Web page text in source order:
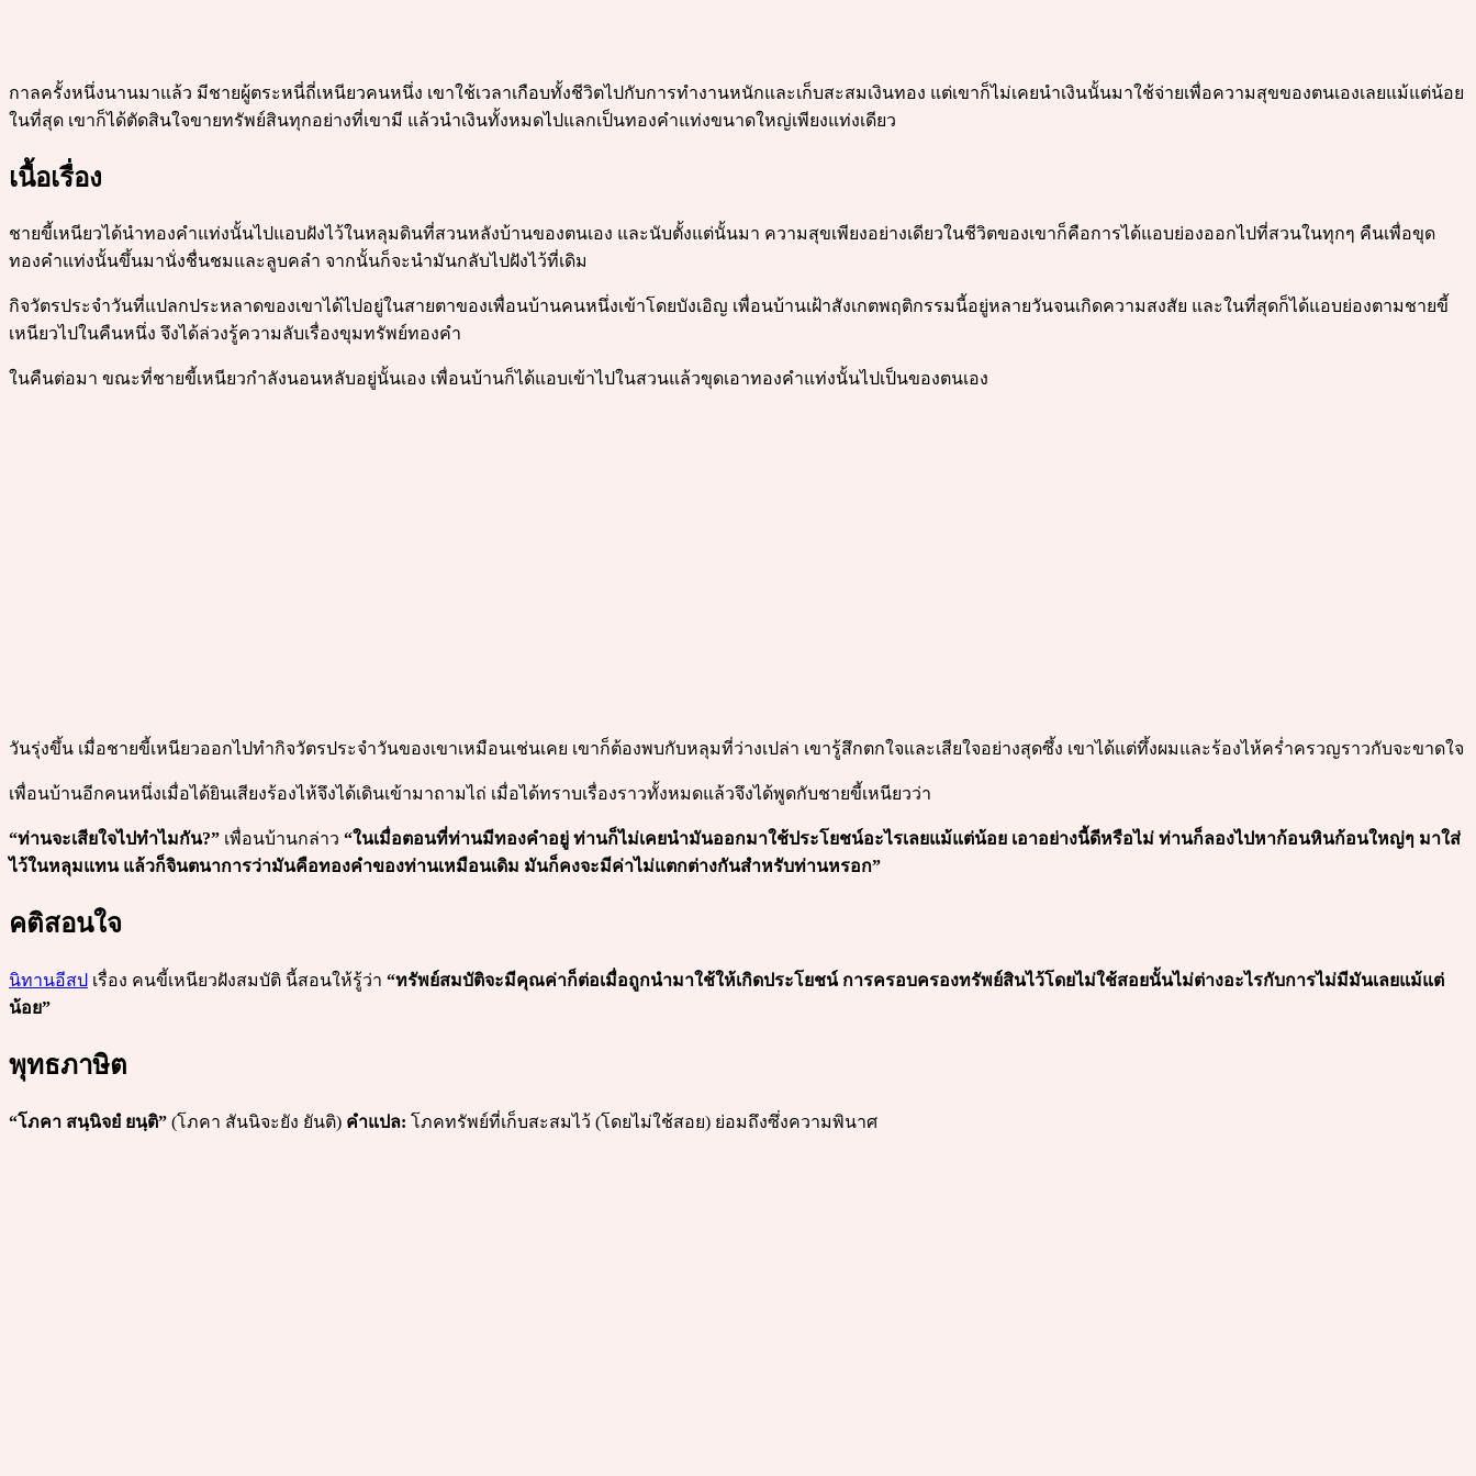
กาลครั้งหนึ่งนานมาแล้ว มีชายผู้ตระหนี่ถี่เหนียวคนหนึ่ง เขาใช้เวลาเกือบทั้งชีวิตไปกับการทำงานหนักและเก็บสะสมเงินทอง แต่เขาก็ไม่เคยนำเงินนั้นมาใช้จ่ายเพื่อความสุขของตนเองเลยแม้แต่น้อย
ในที่สุด เขาก็ได้ตัดสินใจขายทรัพย์สินทุกอย่างที่เขามี แล้วนำเงินทั้งหมดไปแลกเป็นทองคำแท่งขนาดใหญ่เพียงแท่งเดียว
เนื้อเรื่อง
ชายขี้เหนียวได้นำทองคำแท่งนั้นไปแอบฝังไว้ในหลุมดินที่สวนหลังบ้านของตนเอง และนับตั้งแต่นั้นมา ความสุขเพียงอย่างเดียวในชีวิตของเขาก็คือการได้แอบย่องออกไปที่สวนในทุกๆ คืนเพื่อขุด
ทองคำแท่งนั้นขึ้นมานั่งชื่นชมและลูบคลำ จากนั้นก็จะนำมันกลับไปฝังไว้ที่เดิม
กิจวัตรประจำวันที่แปลกประหลาดของเขาได้ไปอยู่ในสายตาของเพื่อนบ้านคนหนึ่งเข้าโดยบังเอิญ เพื่อนบ้านเฝ้าสังเกตพฤติกรรมนี้อยู่หลายวันจนเกิดความสงสัย และในที่สุดก็ได้แอบย่องตามชายขี้
เหนียวไปในคืนหนึ่ง จึงได้ล่วงรู้ความลับเรื่องขุมทรัพย์ทองคำ
ในคืนต่อมา ขณะที่ชายขี้เหนียวกำลังนอนหลับอยู่นั้นเอง เพื่อนบ้านก็ได้แอบเข้าไปในสวนแล้วขุดเอาทองคำแท่งนั้นไปเป็นของตนเอง
วันรุ่งขึ้น เมื่อชายขี้เหนียวออกไปทำกิจวัตรประจำวันของเขาเหมือนเช่นเคย เขาก็ต้องพบกับหลุมที่ว่างเปล่า เขารู้สึกตกใจและเสียใจอย่างสุดซึ้ง เขาได้แต่ทึ้งผมและร้องไห้คร่ำครวญราวกับจะขาดใจ
เพื่อนบ้านอีกคนหนึ่งเมื่อได้ยินเสียงร้องไห้จึงได้เดินเข้ามาถามไถ่ เมื่อได้ทราบเรื่องราวทั้งหมดแล้วจึงได้พูดกับชายขี้เหนียวว่า
“ท่านจะเสียใจไปทำไมกัน?” เพื่อนบ้านกล่าว “ในเมื่อตอนที่ท่านมีทองคำอยู่ ท่านก็ไม่เคยนำมันออกมาใช้ประโยชน์อะไรเลยแม้แต่น้อย เอาอย่างนี้ดีหรือไม่ ท่านก็ลองไปหาก้อนหินก้อนใหญ่ๆ มาใส่
ไว้ในหลุมแทน แล้วก็จินตนาการว่ามันคือทองคำของท่านเหมือนเดิม มันก็คงจะมีค่าไม่แตกต่างกันสำหรับท่านหรอก”
คติสอนใจ
นิทานอีสป เรื่อง คนขี้เหนียวฝังสมบัติ นี้สอนให้รู้ว่า “ทรัพย์สมบัติจะมีคุณค่าก็ต่อเมื่อถูกนำมาใช้ให้เกิดประโยชน์ การครอบครองทรัพย์สินไว้โดยไม่ใช้สอยนั้นไม่ต่างอะไรกับการไม่มีมันเลยแม้แต่
น้อย”
พุทธภาษิต
“โภคา สนฺนิจยํ ยนฺติ” (โภคา สันนิจะยัง ยันติ) คำแปล: โภคทรัพย์ที่เก็บสะสมไว้ (โดยไม่ใช้สอย) ย่อมถึงซึ่งความพินาศ